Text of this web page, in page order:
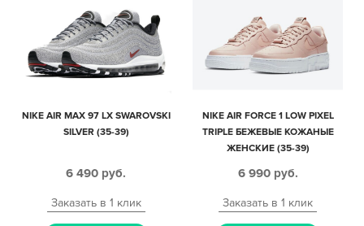
NIKE AIR MAX 97 LX SWAROVSKI
SILVER (35-39)
6 490 руб.
Заказать в 1 клик
NIKE AIR FORCE 1 LOW PIXEL
TRIPLE БЕЖЕВЫЕ КОЖАНЫЕ
ЖЕНСКИЕ (35-39)
6 990 руб.
Заказать в 1 клик